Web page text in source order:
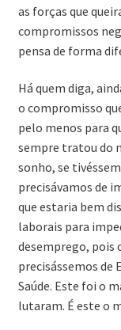
as forças que
compromissos
pensa de forma
Há quem diga,
o compromisso
pelo menos para
sempre tratou do
sonho, se
precisávamos de
que estaria bem
laborais para
desemprego, pois
precisássemos de
Saúde. Este foi o
lutaram. É este o